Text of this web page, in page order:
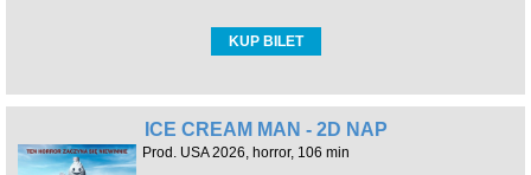
KUP BILET
ICE CREAM MAN - 2D NAP
Prod. USA 2026, horror, 106 min